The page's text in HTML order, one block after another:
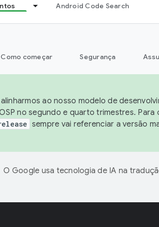
Android Code Search
Como começar Segurança
ao nosso modelo de
no segundo e quarto trimestres. Para
sempre vai referenciar a versão
O Google usa tecnologia de IA na